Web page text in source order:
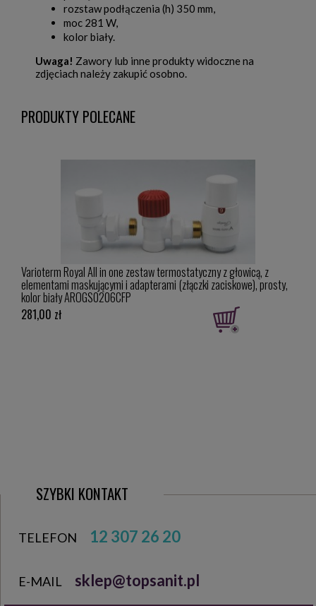
rozstaw podłączenia (h) 350 mm,
moc 281 W,
kolor biały.
Uwaga! Zawory lub inne produkty widoczne na
zdjęciach należy zakupić osobno.
PRODUKTY POLECANE
Varioterm Royal All in one zestaw termostatyczny z głowicą, z
elementami maskującymi i adapterami (złączki zaciskowe), prosty,
kolor biały AROGS0206CFP
281,00 zł
SZYBKI KONTAKT
TELEFON 12 307 26 20
E-MAIL sklep@topsanit.pl